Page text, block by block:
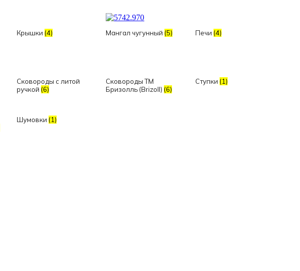
Крышки (4) Мангал чугунный (5) Печи (4)
Сковороды с литой
ручкой (6)
Сковороды ТМ
Бризолль (Brizoll) (6)
Ступки (1)
Шумовки (1)